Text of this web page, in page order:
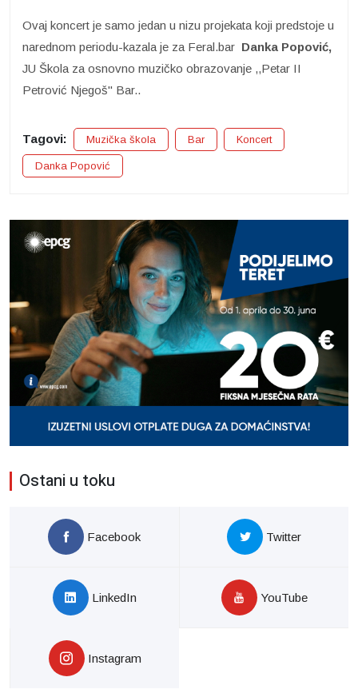
Ovaj koncert je samo jedan u nizu projekata koji predstoje u
narednom periodu-kazala je za Feral.bar Danka Popović,
JU Škola za osnovno muzičko obrazovanje ,,Petar II
Petrović Njegoš" Bar..
Tagovi: Muzička škola Bar Koncert
Danka Popović
Ostani u toku
Facebook Twitter
LinkedIn YouTube
Instagram